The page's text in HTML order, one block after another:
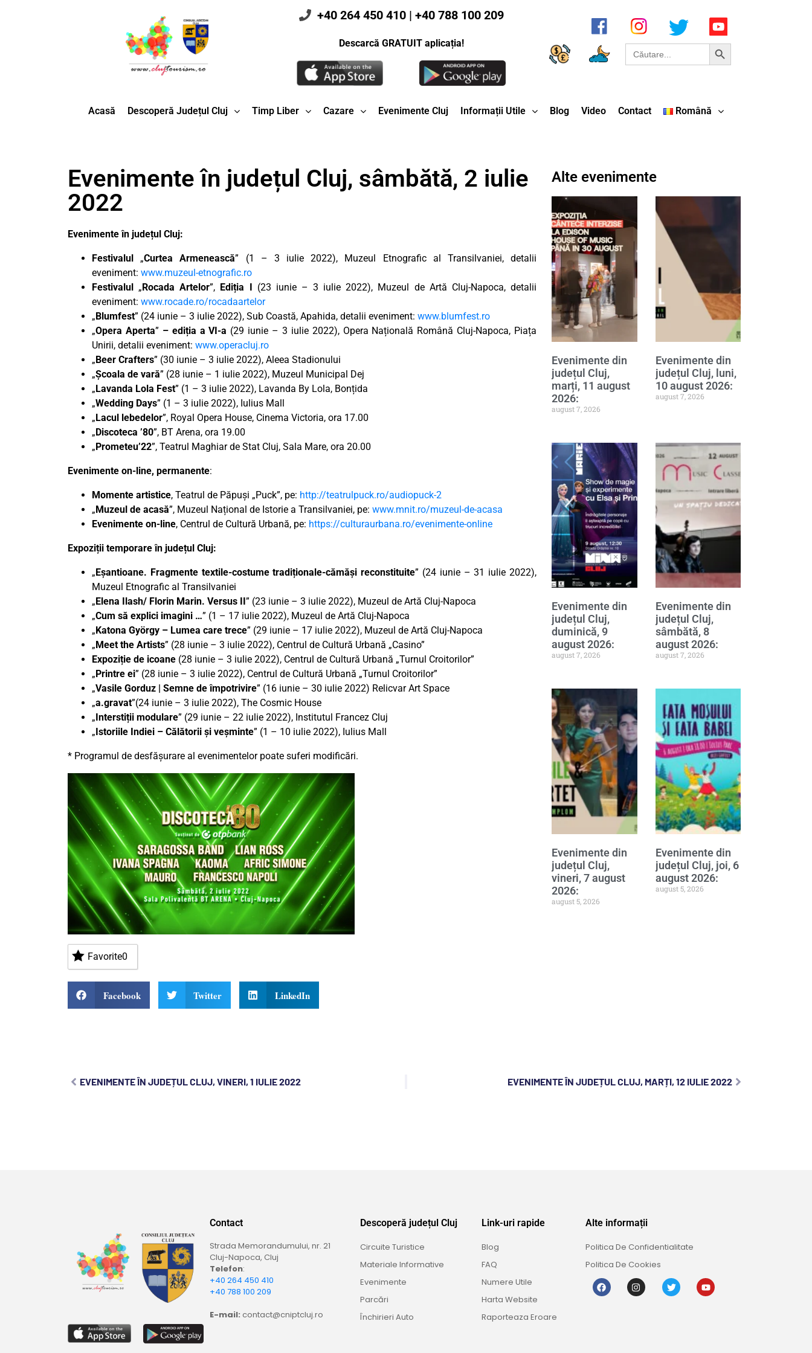
+40 264 450 410 | +40 788 100 209
Descarcă GRATUIT aplicația! Search
for:
Search Button
Acasă Descoperă Județul Cluj Timp Liber Cazare Evenimente Cluj Informații Utile Blog Video Contact Română
Evenimente în județul Cluj, sâmbătă, 2 iulie
2022
Evenimente în județul Cluj:
Festivalul „Curtea Armenească” (1 – 3 iulie 2022), Muzeul Etnografic al Transilvaniei, detalii
eveniment: www.muzeul-etnografic.ro
Festivalul „ Rocada Artelor”, Ediția I
(23 iunie – 3 iulie 2022), Muzeul de Artă Cluj-Napoca, detalii
eveniment: www.rocade.ro/rocadaartelor
„ Blumfest” (24 iunie – 3 iulie 2022), Sub Coastă, Apahida, detalii eveniment: www.blumfest.ro
„Opera Aperta” – ediția a VI-a (29 iunie – 3 iulie 2022), Opera Națională Română Cluj-Napoca, Piața
Unirii, detalii eveniment: www.operacluj.ro
„ Beer Crafters” (30 iunie – 3 iulie 2022), Aleea Stadionului
„Școala de vară” (28 iunie – 1 iulie 2022), Muzeul Municipal Dej
„ Lavanda Lola Fest” (1 – 3 iulie 2022), Lavanda By Lola, Bonțida
„Wedding Days” (1 – 3 iulie 2022), Iulius Mall
„ Lacul lebedelor”, Royal Opera House, Cinema Victoria, ora 17.00
„ Discoteca ’80”, BT Arena, ora 19.00
„ Prometeu’22”, Teatrul Maghiar de Stat Cluj, Sala Mare, ora 20.00
Evenimente on-line, permanente:
Momente artistice, Teatrul de Păpuși „Puck”, pe: http://teatrulpuck.ro/audiopuck-2
„ Muzeul de acasă”, Muzeul Național de Istorie a Transilvaniei, pe: www.mnit.ro/muzeul-de-acasa
Evenimente on-line, Centrul de Cultură Urbană, pe: https://culturaurbana.ro/evenimente-online
Expoziții temporare în județul Cluj:
„ Eșantioane. Fragmente textile-costume tradiționale-cămăși reconstituite” (24 iunie – 31 iulie 2022),
Muzeul Etnografic al Transilvaniei
„ Elena Ilash/ Florin Marin. Versus II ” (23 iunie – 3 iulie 2022), Muzeul de Artă Cluj-Napoca
„Cum să explici imagini …” (1 – 17 iulie 2022), Muzeul de Artă Cluj-Napoca
„ Katona György – Lumea care trece” (29 iunie – 17 iulie 2022), Muzeul de Artă Cluj-Napoca
„ Meet the Artists” (28 iunie – 3 iulie 2022), Centrul de Cultură Urbană „Casino”
Expoziție de icoane (28 iunie – 3 iulie 2022), Centrul de Cultură Urbană „Turnul Croitorilor”
„ Printre ei” (28 iunie – 3 iulie 2022), Centrul de Cultură Urbană „Turnul Croitorilor”
„Vasile Gorduz | Semne de împotrivire” (16 iunie – 30 iulie 2022) Relicvar Art Space
„a.gravat”(24 iunie – 3 iulie 2022), The Cosmic House
„ Interstiții modulare” (29 iunie – 22 iulie 2022), Institutul Francez Cluj
„ Istoriile Indiei – Călătorii și veșminte” (1 – 10 iulie 2022), Iulius Mall
* Programul de desfășurare al evenimentelor poate suferi modificări.
Favorite0
Facebook Twitter LinkedIn
Alte evenimente
Evenimente din
județul Cluj,
marți, 11 august
2026:
august 7, 2026
Evenimente din
județul Cluj, luni,
10 august 2026:
august 7, 2026
Evenimente din
județul Cluj,
duminică, 9
august 2026:
august 7, 2026
Evenimente din
județul Cluj,
sâmbătă, 8
august 2026:
august 7, 2026
Evenimente din
județul Cluj,
vineri, 7 august
2026:
august 5, 2026
Evenimente din
județul Cluj, joi, 6
august 2026:
august 5, 2026
EVENIMENTE ÎN JUDEȚUL CLUJ, VINERI, 1 IULIE 2022 EVENIMENTE ÎN JUDEȚUL CLUJ, MARȚI, 12 IULIE 2022
Contact
Strada Memorandumului, nr. 21
Cluj-Napoca, Cluj
Telefon:
+40 264 450 410
+40 788 100 209
E-mail: contact@cniptcluj.ro
Descoperă județul Cluj
Circuite Turistice
Materiale Informative
Evenimente
Parcări
Închirieri Auto
Link-uri rapide
Blog
FAQ
Numere Utile
Harta Website
Raporteaza Eroare
Alte informații
Politica De Confidentialitate
Politica De Cookies